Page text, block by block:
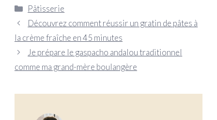
Catégories
Pâtisserie
Découvrez comment réussir un gratin de pâtes à
la crème fraîche en 45 minutes
Je prépare le gaspacho andalou traditionnel
comme ma grand-mère boulangère